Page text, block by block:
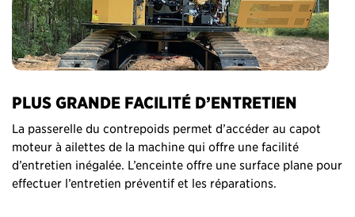
PLUS GRANDE FACILITÉ D’ENTRETIEN
La passerelle du contrepoids permet d’accéder au capot
moteur à ailettes de la machine qui offre une facilité
d’entretien inégalée. L’enceinte offre une surface plane pour
effectuer l’entretien préventif et les réparations.